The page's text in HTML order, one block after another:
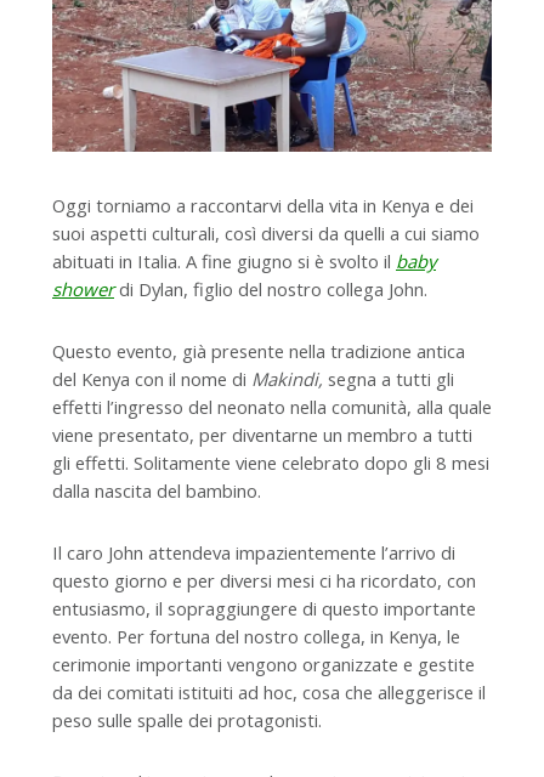
Oggi torniamo a raccontarvi della vita in Kenya e dei
suoi aspetti culturali, così diversi da quelli a cui siamo
abituati in Italia. A fine giugno si è svolto il baby
showerdi Dylan, figlio del nostro collega John.
Questo evento, già presente nella tradizione antica
del Kenya con il nome di Makindi, segna a tutti gli
effetti l’ingresso del neonato nella comunità, alla quale
viene presentato, per diventarne un membro a tutti
gli effetti. Solitamente viene celebrato dopo gli 8 mesi
dalla nascita del bambino.
Il caro John attendeva impazientemente l’arrivo di
questo giorno e per diversi mesi ci ha ricordato, con
entusiasmo, il sopraggiungere di questo importante
evento. Per fortuna del nostro collega, in Kenya, le
cerimonie importanti vengono organizzate e gestite
da dei comitati istituiti ad hoc, cosa che alleggerisce il
peso sulle spalle dei protagonisti.